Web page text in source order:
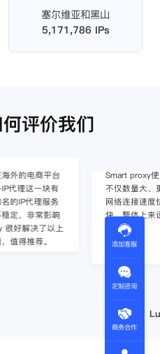
塞尔维亚和黑山
5,171,786 IPs
评价我们
的电商平台
理这一块有
IP代理服务
，非常影响
好解决了以上
得推荐。
Smart proxy使
不仅数量大、更
网络连接速度
快，整体上来说
添加客服
定制咨询
商务合作